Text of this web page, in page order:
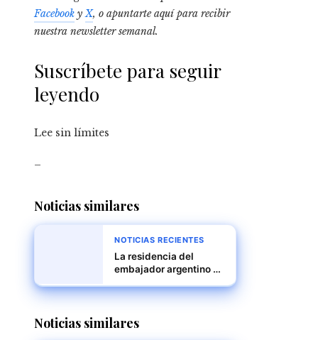
Facebook yX, o apuntarte aquí para recibir
nuestra newsletter semanal.
Suscríbete para seguir
leyendo
Lee sin límites
Noticias similares
NOTICIAS RECIENTES
La residencia del
embajador argentino en
bajo asedio
Noticias similares